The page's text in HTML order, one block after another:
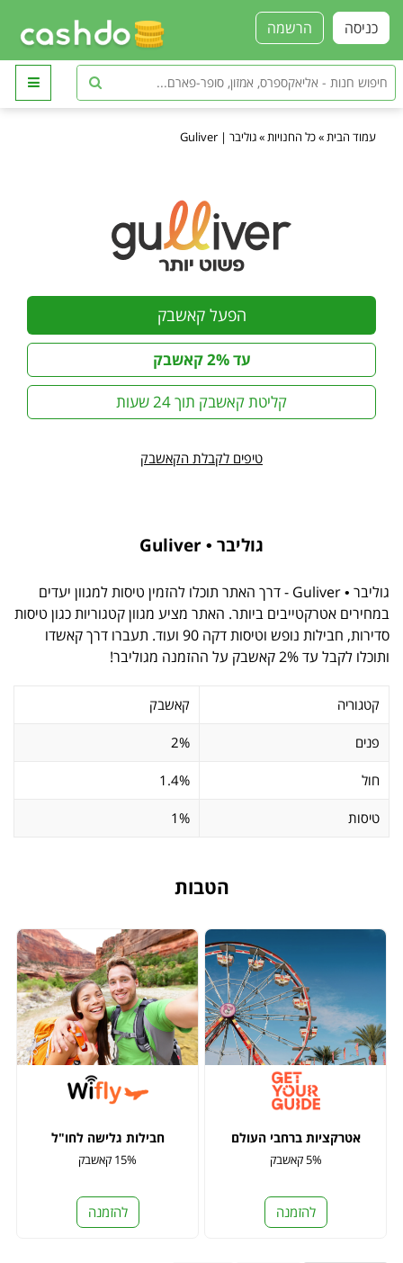
הרשמה כניסה
עמוד הבית »כל החנויות »גוליבר | Guliver
הפעל קאשבק
עד 2% קאשבק
קליטת קאשבק תוך 24 שעות
טיפים לקבלת הקאשבק
גוליבר • Guliver
גוליבר • Guliver - דרך האתר תוכלו להזמין טיסות למגוון יעדים
במחירים אטרקטייבים ביותר. האתר מציע מגוון קטגוריות כגון טיסות
סדירות, חבילות נופש וטיסות דקה 90 ועוד. תעברו דרך קאשדו
ותוכלו לקבל עד 2% קאשבק על ההזמנה מגוליבר!
קטגוריה קאשבק
פנים 2%
חול 1.4%
טיסות 1%
הטבות
אטרקציות ברחבי העולם
5% קאשבק
להזמנה
חבילות גלישה לחו"ל
15% קאשבק
להזמנה